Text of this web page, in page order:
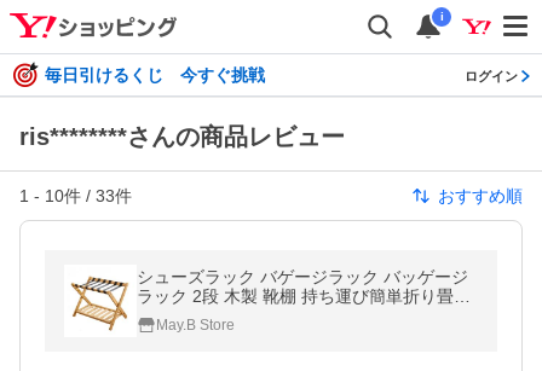
i
毎日引けるくじ 今すぐ挑戦 ログイン
ris********さんの商品レビュー
1 - 10件 / 33件 おすすめ順
シューズラック バゲージラック バッゲージ
ラック 2段 木製 靴棚 持ち運び簡単折り畳み
可能 スーツケース収納 バケージスタンド 荷
物置き スーツケース台 靴収納
May.B Store